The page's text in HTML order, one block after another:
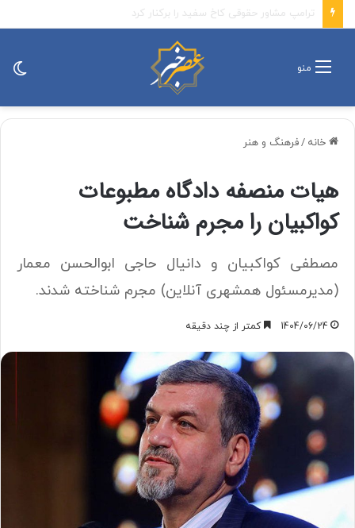
واکنش جهاد اسلامی به تصمیم نتانیاهو
منو
خانه /فرهنگ و هنر
هیات منصفه دادگاه مطبوعات
کواکبیان را مجرم شناخت
مصطفی کواکبیان و دانیال حاجی ابوالحسن معمار
(مدیرمسئول همشهری آنلاین) مجرم شناخته شدند.
1404/06/24 کمتر از چند دقیقه